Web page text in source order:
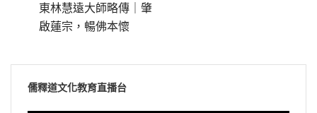
東林慧遠大師略傳｜肇
啟蓮宗，暢佛本懷
儒釋道文化教育直播台